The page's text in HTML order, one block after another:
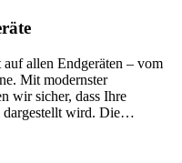
allen Endgeräten – vom
Mit modernster
wir sicher, dass Ihre
wird. Die
besonders wichtig für